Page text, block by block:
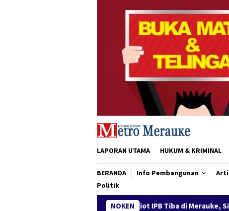
LAPORAN UTAMA HUKUM & KRIMINAL
BERANDA Info Pembangunan
Politik
NOKEN
Patriot IPB Tiba di Merauke, Siap Dukung Pengembangan